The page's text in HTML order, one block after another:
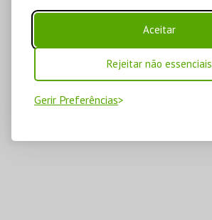
Aceitar
Rejeitar não essenciais
Gerir Preferências